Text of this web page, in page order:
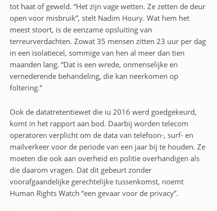
tot haat of geweld. “Het zijn vage wetten. Ze zetten de deur
open voor misbruik”, stelt Nadim Houry. Wat hem het
meest stoort, is de eenzame opsluiting van
terreurverdachten. Zowat 35 mensen zitten 23 uur per dag
in een isolatiecel, sommige van hen al meer dan tien
maanden lang. “Dat is een wrede, onmenselijke en
vernederende behandeling, die kan neerkomen op
foltering.”
Ook de datatretentiewet die iu 2016 werd goedgekeurd,
komt in het rapport aan bod. Daarbij worden telecom
operatoren verplicht om de data van telefoon-, surf- en
mailverkeer voor de periode van een jaar bij te houden. Ze
moeten die ook aan overheid en politie overhandigen als
die daarom vragen. Dat dit gebeurt zonder
voorafgaandelijke gerechtelijke tussenkomst, noemt
Human Rights Watch “een gevaar voor de privacy”.